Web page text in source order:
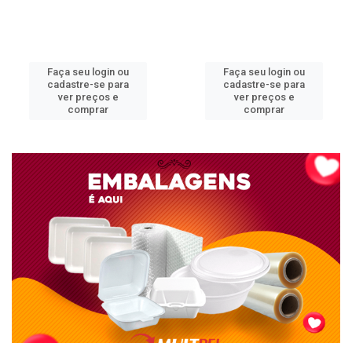
Faça seu login ou
cadastre-se para
ver preços e
comprar
Faça seu login ou
cadastre-se para
ver preços e
comprar